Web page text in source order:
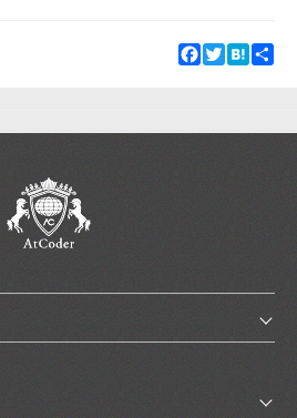
Facebook
TwitterHatena